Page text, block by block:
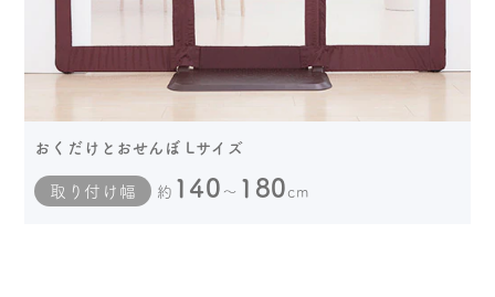
おくだけとおせんぼ Lサイズ
取り付け幅 約 140 ～ 180cm